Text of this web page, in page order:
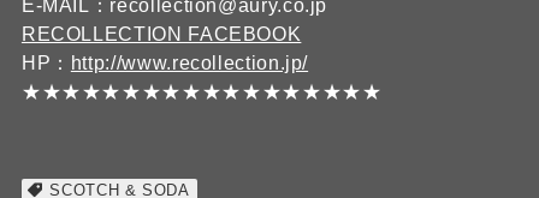
E-MAIL：recollection@aury.co.jp
RECOLLECTION FACEBOOK
HP： http://www.recollection.jp/
★★★★★★★★★★★★★★★★★★
SCOTCH & SODA